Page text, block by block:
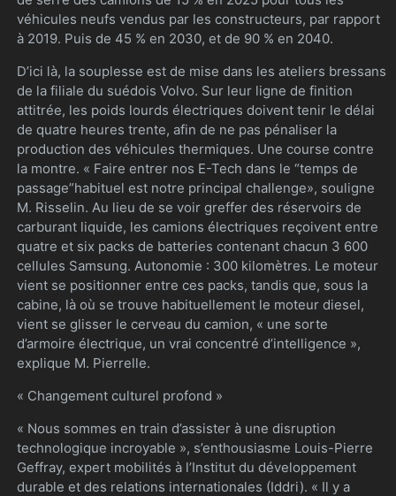
véhicules neufs vendus par les constructeurs, par rapport
à 2019. Puis de 45 % en 2030, et de 90 % en 2040.
D’ici là, la souplesse est de mise dans les ateliers bressans
de la filiale du suédois Volvo. Sur leur ligne de finition
attitrée, les poids lourds électriques doivent tenir le délai
de quatre heures trente, afin de ne pas pénaliser la
production des véhicules thermiques. Une course contre
la montre. « Faire entrer nos E-Tech dans le “temps de
passage”habituel est notre principal challenge», souligne
M. Risselin. Au lieu de se voir greffer des réservoirs de
carburant liquide, les camions électriques reçoivent entre
quatre et six packs de batteries contenant chacun 3 600
cellules Samsung. Autonomie : 300 kilomètres. Le moteur
vient se positionner entre ces packs, tandis que, sous la
cabine, là où se trouve habituellement le moteur diesel,
vient se glisser le cerveau du camion, « une sorte
d’armoire électrique, un vrai concentré d’intelligence »,
explique M. Pierrelle.
« Changement culturel profond »
« Nous sommes en train d’assister à une disruption
technologique incroyable », s’enthousiasme Louis-Pierre
Geffray, expert mobilités à l’Institut du développement
durable et des relations internationales (Iddri). « Il y a